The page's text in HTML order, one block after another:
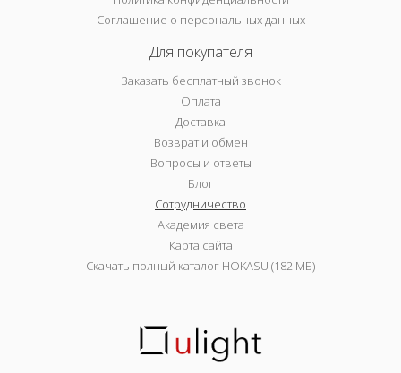
Соглашение о персональных данных
Для покупателя
Заказать бесплатный звонок
Оплата
Доставка
Возврат и обмен
Вопросы и ответы
Блог
Сотрудничество
Академия света
Карта сайта
Скачать полный каталог HOKASU (182 МБ)